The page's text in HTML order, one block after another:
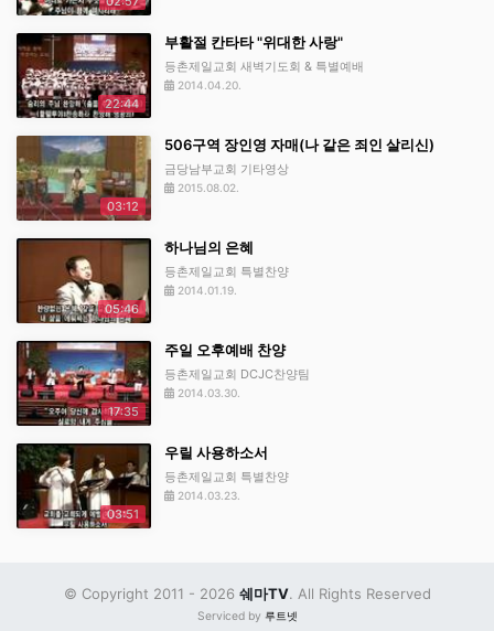
22:44
부활절 칸타타 "위대한 사랑"
등촌제일교회 새벽기도회 & 특별예배
2014.04.20.
03:12
506구역 장인영 자매(나 같은 죄인 살리신)
금당남부교회 기타영상
2015.08.02.
05:46
하나님의 은혜
등촌제일교회 특별찬양
2014.01.19.
17:35
주일 오후예배 찬양
등촌제일교회 DCJC찬양팀
2014.03.30.
03:51
우릴 사용하소서
등촌제일교회 특별찬양
2014.03.23.
© Copyright 2011 - 2026 쉐마TV. All Rights Reserved
Serviced by 루트넷